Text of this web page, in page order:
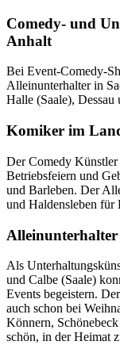
Comedy- und
Anhalt
Bei Event-Comedy-
Alleinunterhalter in
Halle (Saale), Dessau
Komiker im
Der Comedy
Betriebsfeiern und
und Barleben. Der
und Haldensleben für
Als
und Calbe (Saale)
Events begeistern.
auch schon bei
Könnern,
schön, in der Heimat